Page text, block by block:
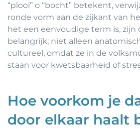
“plooi” o “bocht” betekent,
ronde vorm aan de zijkant van
het een eenvoudige term is, zijn
belangrijk; niet alleen
cultureel, omdat ze in de
staan voor kwetsbaarheid of
Hoe voorkom je
door elkaar haalt